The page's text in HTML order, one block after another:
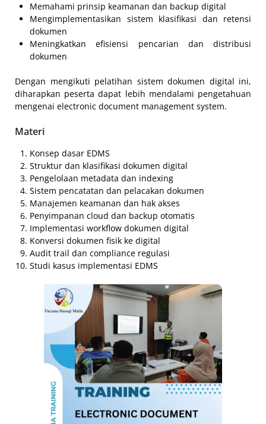
Memahami prinsip keamanan dan backup digital
Mengimplementasikan sistem klasifikasi dan retensi
dokumen
Meningkatkan efisiensi pencarian dan distribusi
dokumen
Dengan mengikuti pelatihan sistem dokumen digital ini,
diharapkan peserta dapat lebih mendalami pengetahuan
mengenai electronic document management system.
Materi
Konsep dasar EDMS
Struktur dan klasifikasi dokumen digital
Pengelolaan metadata dan indexing
Sistem pencatatan dan pelacakan dokumen
Manajemen keamanan dan hak akses
Penyimpanan cloud dan backup otomatis
Implementasi workflow dokumen digital
Konversi dokumen fisik ke digital
Audit trail dan compliance regulasi
Studi kasus implementasi EDMS